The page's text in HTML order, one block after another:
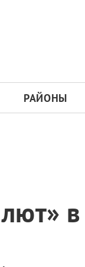
РАЙОНЫ
в